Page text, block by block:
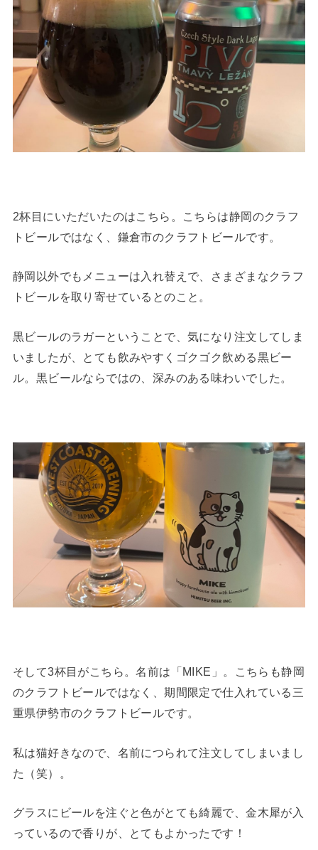
2杯目にいただいたのはこちら。こちらは静岡のクラフ
トビールではなく、鎌倉市のクラフトビールです。
静岡以外でもメニューは入れ替えで、さまざまなクラフ
トビールを取り寄せているとのこと。
黒ビールのラガーということで、気になり注文してしま
いましたが、とても飲みやすくゴクゴク飲める黒ビー
ル。黒ビールならではの、深みのある味わいでした。
そして3杯目がこちら。名前は「MIKE」。こちらも静岡
のクラフトビールではなく、期間限定で仕入れている三
重県伊勢市のクラフトビールです。
私は猫好きなので、名前につられて注文してしまいまし
た（笑）。
グラスにビールを注ぐと色がとても綺麗で、金木犀が入
っているので香りが、とてもよかったです！